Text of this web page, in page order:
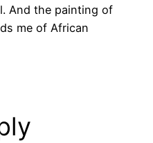
And the painting of
me of African